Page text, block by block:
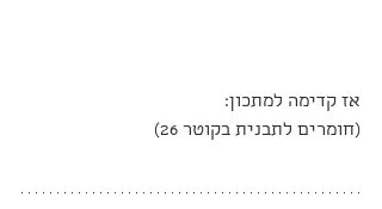
אז קדימה למתכון:
(חומרים לתבנית בקוטר 26)